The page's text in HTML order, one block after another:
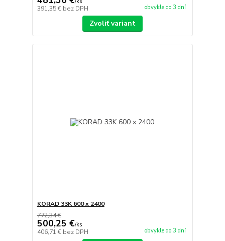
391,35 € bez DPH obvykle do 3 dní
Zvoliť variant
KORAD 33K 600 x 2400
772,34 €
500,25 €/ks
406,71 € bez DPH obvykle do 3 dní